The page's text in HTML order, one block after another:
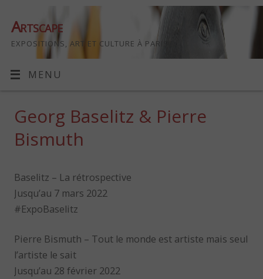
Artscape
EXPOSITIONS, ART ET CULTURE À PARIS
MENU
Georg Baselitz & Pierre
Bismuth
Baselitz – La rétrospective
Jusqu’au 7 mars 2022
#ExpoBaselitz
Pierre Bismuth – Tout le monde est artiste mais seul
l’artiste le sait
Jusqu’au 28 février 2022